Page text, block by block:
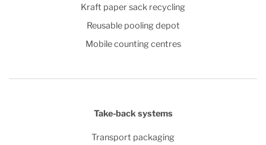
Kraft paper sack recycling
Reusable pooling depot
Mobile counting centres
Take-back systems
Transport packaging